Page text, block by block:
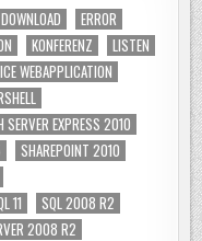
DOWNLOAD
ERROR
KONFERENZ
LISTEN
WEBAPPLICATION
SERVER EXPRESS 2010
SHAREPOINT 2010
11
SQL 2008 R2
2008 R2